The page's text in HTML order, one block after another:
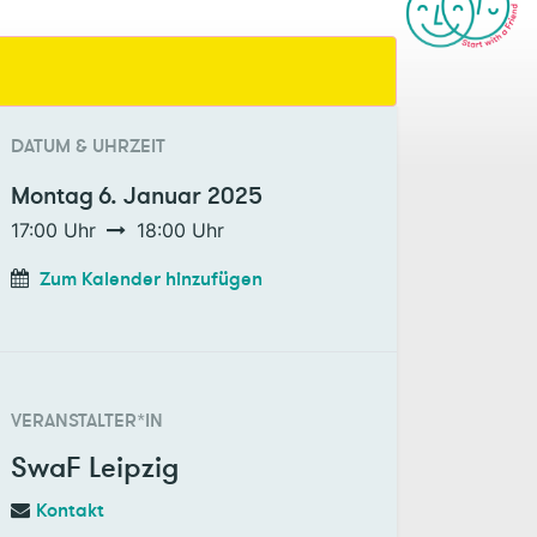
DATUM & UHRZEIT
Montag6. Januar 2025
17:00 Uhr 18:00 Uhr
Zum Kalender hinzufügen
VERANSTALTER*IN
SwaF Leipzig
Kontakt